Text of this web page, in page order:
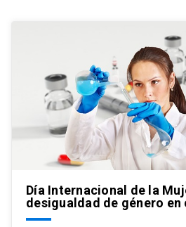
Día Internacional de la
desigualdad de género en